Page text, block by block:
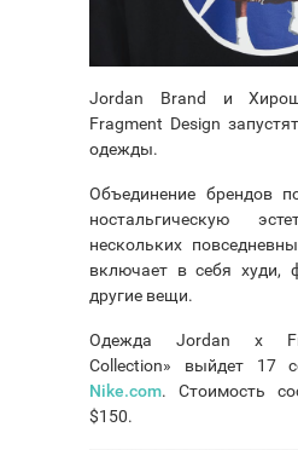
Jordan Brand и
Fragment Design
одежды.
Объединение брендов
ностальгическую
нескольких
включает в себя худи,
другие вещи.
Одежда Jordan x
Collection» выйдет 17
Nike.com. Стоимость
$150.